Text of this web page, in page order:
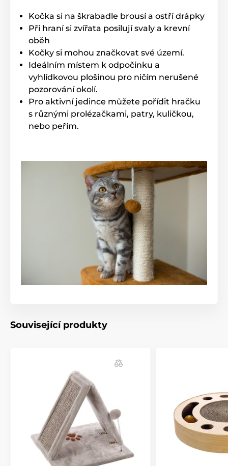
Kočka si na škrabadle brousí a ostří drápky
Při hraní si zvířata posilují svaly a krevní
oběh
Kočky si mohou značkovat své území.
Ideálním místem k odpočinku a
vyhlídkovou plošinou pro ničím nerušené
pozorování okolí.
Pro aktivní jedince můžete pořídit hračku
s různými prolézačkami, patry, kuličkou,
nebo peřím.
Související produkty